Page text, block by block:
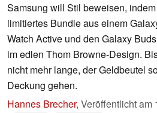
Samsung will Stil beweisen,
limitiertes Bundle aus einem
Watch Active und den Galaxy
im edlen Thom Browne-Design.
nicht mehr lange, der Geldbeutel
Deckung gehen.
Hannes Brecher, Veröffentlicht am